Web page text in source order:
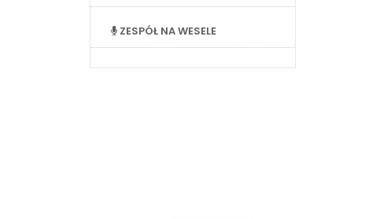
ZESPÓŁ NA WESELE